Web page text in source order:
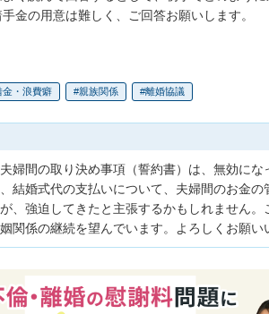
金の用意は難しく、ご回答お願いします。
金・浪費癖 親族関係 離婚協議
婦間の取り決め事項（誓約書）は、無効にな
結婚式代の支払いについて、夫婦間のお金の
、強迫してきたと主張するかもしれません。
関係の継続を望んでいます。よろしくお願い